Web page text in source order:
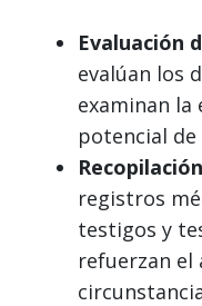
Evaluación
evalúan los
examinan la
potencial
registros
testigos y
refuerzan el